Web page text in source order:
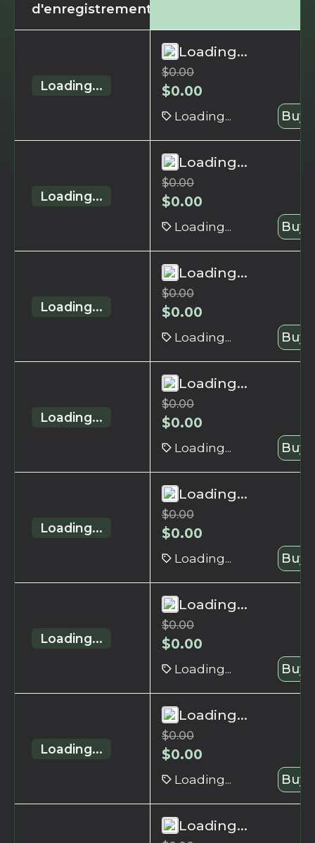
d'enregistrement
Loading...
Loading...
$0.00
$0.00
Loading... Buy
Loading...
Loading...
$0.00
$0.00
Loading... Buy
Loading...
Loading...
$0.00
$0.00
Loading... Buy
Loading...
Loading...
$0.00
$0.00
Loading... Buy
Loading...
Loading...
$0.00
$0.00
Loading... Buy
Loading...
Loading...
$0.00
$0.00
Loading... Buy
Loading...
Loading...
$0.00
$0.00
Loading... Buy
Loading...